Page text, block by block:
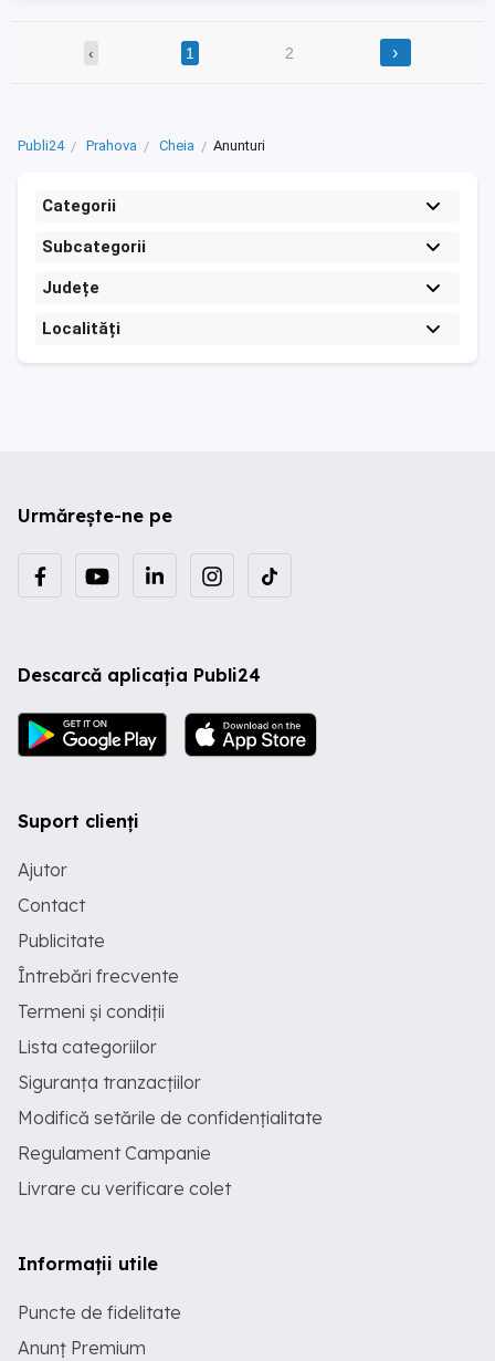
‹ 1 2 ›
Publi24 Prahova Cheia Anunturi
Categorii
Subcategorii
Județe
Localități
Urmărește-ne pe
Descarcă aplicația Publi24
Suport clienți
Ajutor
Contact
Publicitate
Întrebări frecvente
Termeni și condiții
Lista categoriilor
Siguranța tranzacțiilor
Modifică setările de confidențialitate
Regulament Campanie
Livrare cu verificare colet
Informații utile
Puncte de fidelitate
Anunț Premium